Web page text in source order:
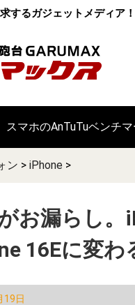
するガジェットメディア
スマホのAnTuTuベンチ
ン > iPhone >
お漏らし。
16Eに変わ
19日